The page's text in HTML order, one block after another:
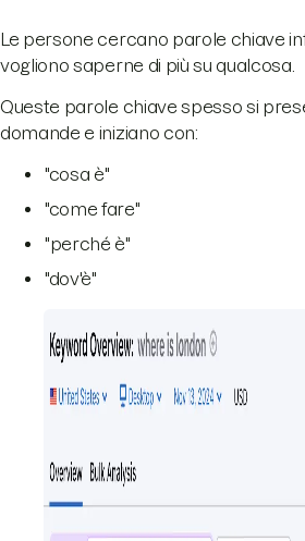
Le persone cercano parole chiave
vogliono saperne di più su qualcosa.
Queste parole chiave spesso si
domande e iniziano con:
"cosa è"
"come fare"
"perché è"
"dov'è"